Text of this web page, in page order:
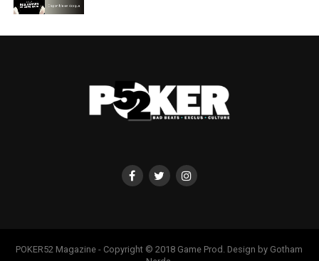
POKER52 Magazine - Copyright © 2018 Game Prod. Design by Gotham